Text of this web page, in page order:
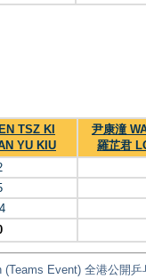
TSZ KI
YU KIU
尹康潼
羅芷君
(Teams Event) 全港公開